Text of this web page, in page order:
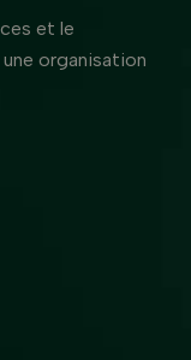
et le
organisation